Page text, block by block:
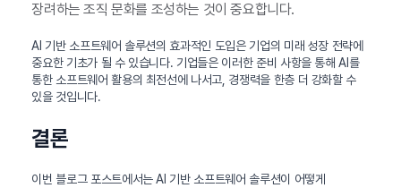
장려하는 조직 문화를 조성하는 것이 중요합니다.
AI 기반 소프트웨어 솔루션의 효과적인 도입은 기업의 미래 성장 전략에
중요한 기초가 될 수 있습니다. 기업들은 이러한 준비 사항을 통해 AI를
통한 소프트웨어 활용의 최전선에 나서고, 경쟁력을 한층 더 강화할 수
있을 것입니다.
결론
이번 블로그 포스트에서는 AI 기반 소프트웨어 솔루션이 어떻게